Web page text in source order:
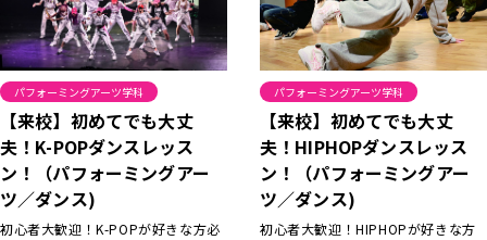
パフォーミングアーツ学科
【来校】初めてでも大丈
夫！K-POPダンスレッス
ン！（パフォーミングアー
ツ／ダンス)
初心者大歓迎！K-POPが好きな方必
パフォーミングアーツ学科
【来校】初めてでも大丈
夫！HIPHOPダンスレッス
ン！（パフォーミングアー
ツ／ダンス)
初心者大歓迎！HIPHOPが好きな方